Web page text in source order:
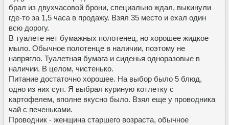
брал из двухчасовой брони, специально ждал, выкинули
где-то за 1,5 часа в продажу. Взял 35 место и ехал один
всю дорогу.
В туалете нет бумажных полотенец, но хорошее жидкое
мыло. Обычное полотенце в наличии, поэтому не
напрягло. Туалетная бумага и сиденья одноразовые в
наличии. В целом, чистенько.
Питание достаточно хорошее. На выбор было 5 блюд,
одно из них суп. Я выбрал куриную котлетку с
картофелем, вполне вкусно было. Взял еще у проводника
чай с печеньками.
Проводник - женщина старшего возраста, обычное